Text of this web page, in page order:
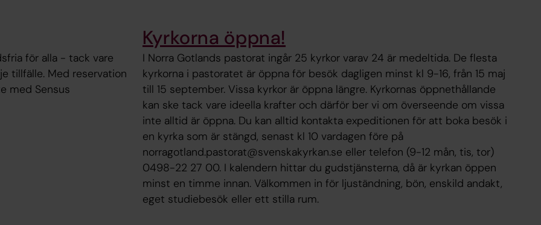
för alla - tack vare
tillfälle. Med reservation
med Sensus
Kyrkorna öppna!
I Norra Gotlands pastorat ingår 25 kyrkor varav 24 är medeltida. De flesta
kyrkorna i pastoratet är öppna för besök dagligen minst kl 9-16, från 15 maj
till 15 september. Vissa kyrkor är öppna längre. Kyrkornas öppnethållande
kan ske tack vare ideella krafter och därför ber vi om överseende om vissa
inte alltid är öppna. Du kan alltid kontakta expeditionen för att boka besök i
en kyrka som är stängd, senast kl 10 vardagen före på
norragotland.pastorat@svenskakyrkan.se eller telefon (9-12 mån, tis, tor)
0498-22 27 00. I kalendern hittar du gudstjänsterna, då är kyrkan öppen
minst en timme innan. Välkommen in för ljuständning, bön, enskild andakt,
eget studiebesök eller ett stilla rum.